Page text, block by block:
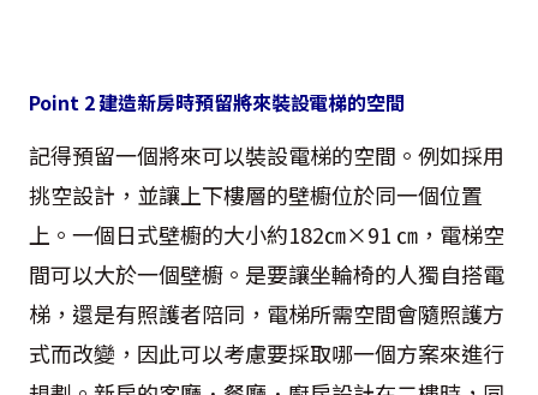
Point 2 建造新房時預留將來裝設電梯的空間
記得預留一個將來可以裝設電梯的空間。例如採用
挑空設計，並讓上下樓層的壁櫥位於同一個位置
上。一個日式壁櫥的大小約182㎝×91 ㎝，電梯空
間可以大於一個壁櫥。是要讓坐輪椅的人獨自搭電
梯，還是有照護者陪同，電梯所需空間會隨照護方
式而改變，因此可以考慮要採取哪一個方案來進行